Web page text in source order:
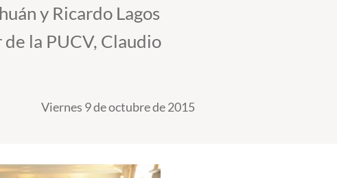
y Ricardo Lagos
la PUCV, Claudio
Viernes 9 de octubre de 2015